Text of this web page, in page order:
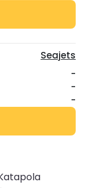
Seajets
-
-
-